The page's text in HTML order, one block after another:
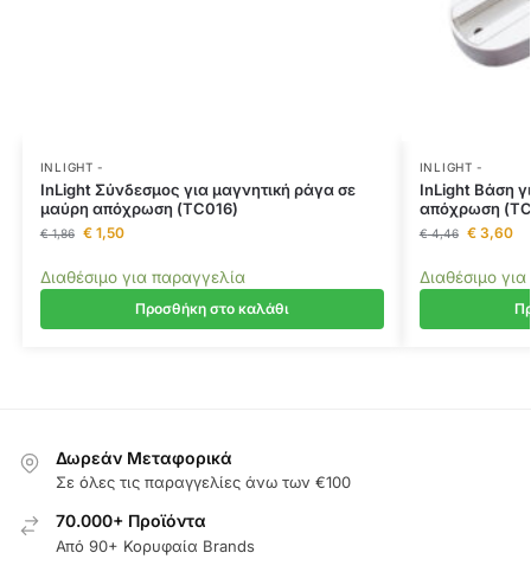
INLIGHT -
InLight Σύνδεσμος για μαγνητική ράγα σε
μαύρη απόχρωση (TC016)
€1,86 €1,50
Διαθέσιμο για παραγγελία
Προσθήκη στο καλάθι
INLIGHT -
InLight Βάση
απόχρωση
€4,46 €3,60
Διαθέσιμο
Δωρεάν Μεταφορικά
Σε όλες τις παραγγελίες άνω των €100
70.000+ Προϊόντα
Από 90+ Κορυφαία Brands